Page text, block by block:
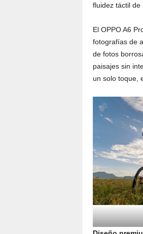
fluidez táctil de
El OPPO A6
fotografías de
de fotos
paisajes sin
un solo toque,